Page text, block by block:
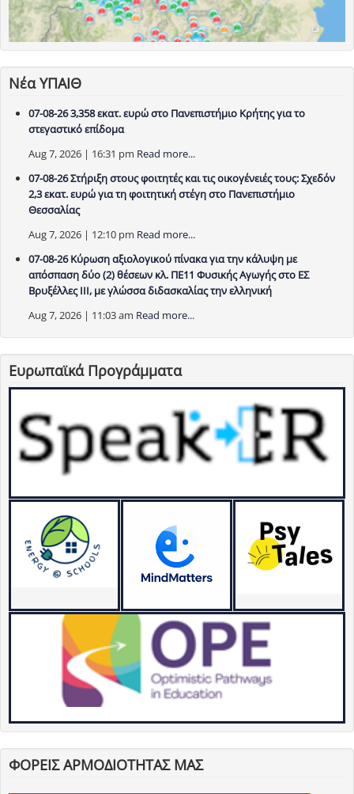
Νέα ΥΠΑΙΘ
07-08-26 3,358 εκατ. ευρώ στο Πανεπιστήμιο Κρήτης για το
στεγαστικό επίδομα
Aug 7, 2026 | 16:31 pm Read more...
07-08-26 Στήριξη στους φοιτητές και τις οικογένειές τους: Σχεδόν
2,3 εκατ. ευρώ για τη φοιτητική στέγη στο Πανεπιστήμιο
Θεσσαλίας
Aug 7, 2026 | 12:10 pm Read more...
07-08-26 Κύρωση αξιολογικού πίνακα για την κάλυψη με
απόσπαση δύο (2) θέσεων κλ. ΠΕ11 Φυσικής Αγωγής στο ΕΣ
Βρυξέλλες ΙΙΙ, με γλώσσα διδασκαλίας την ελληνική
Aug 7, 2026 | 11:03 am Read more...
Ευρωπαϊκά Προγράμματα
ΦΟΡΕΙΣ ΑΡΜΟΔΙΟΤΗΤΑΣ ΜΑΣ